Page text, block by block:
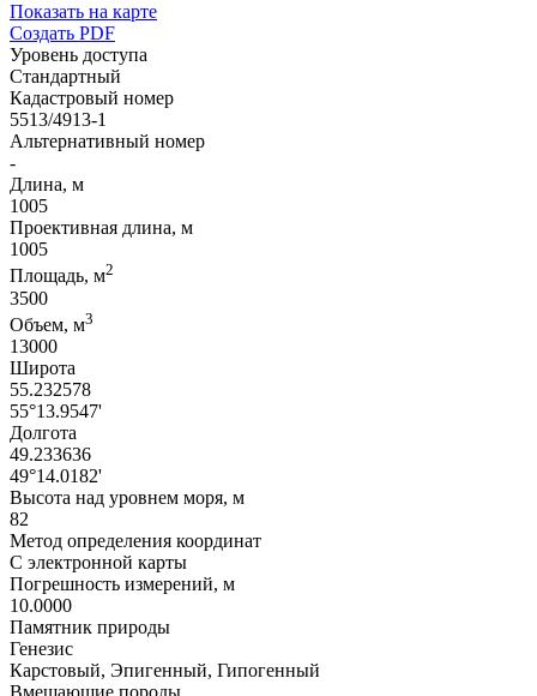
Показать на карте
Создать PDF
Уровень доступа
Стандартный
Кадастровый номер
5513/4913-1
Альтернативный номер
-
Длина, м
1005
Проективная длина, м
1005
Площадь, м2
3500
Объем, м3
13000
Широта
55.232578
55°13.9547'
Долгота
49.233636
49°14.0182'
Высота над уровнем моря, м
82
Метод определения координат
С электронной карты
Погрешность измерений, м
10.0000
Памятник природы
Генезис
Карстовый, Эпигенный, Гипогенный
Вмещающие породы